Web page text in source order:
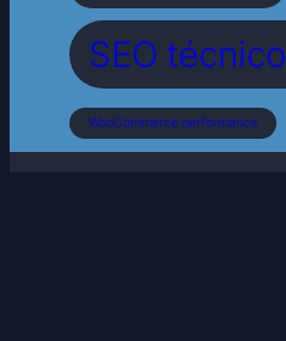
SEO
WooCommerce performance